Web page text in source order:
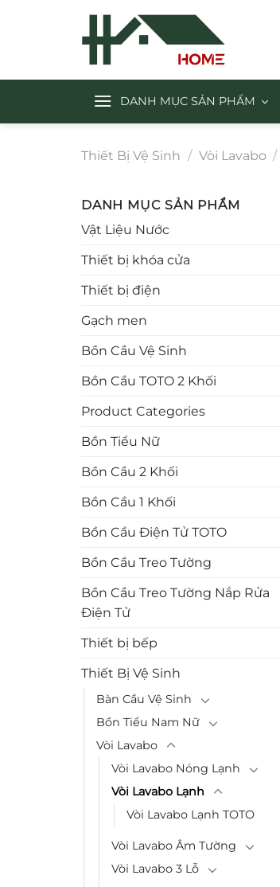
DANH MỤC SẢN PHẨM
Thiết Bị Vệ Sinh / Vòi Lavabo /
DANH MỤC SẢN PHẨM
Vật Liệu Nước
Thiết bị khóa cửa
Thiết bị điện
Gạch men
Bồn Cầu Vệ Sinh
Bồn Cầu TOTO 2 Khối
Product Categories
Bồn Tiểu Nữ
Bồn Cầu 2 Khối
Bồn Cầu 1 Khối
Bồn Cầu Điện Tử TOTO
Bồn Cầu Treo Tường
Bồn Cầu Treo Tường Nắp Rửa
Điện Tử
Thiết bị bếp
Thiết Bị Vệ Sinh
Bàn Cầu Vệ Sinh
Bồn Tiểu Nam Nữ
Vòi Lavabo
Vòi Lavabo Nóng Lạnh
Vòi Lavabo Lạnh
Vòi Lavabo Lạnh TOTO
Vòi Lavabo Âm Tường
Vòi Lavabo 3 Lỗ